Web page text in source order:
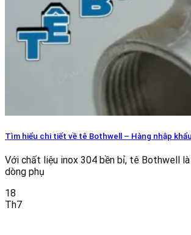
Tìm hiểu chi tiết về tê Bothwell – Hàng nhập
Với chất liệu inox 304 bền bỉ, tê Bothwell
dòng phụ
18
Th7